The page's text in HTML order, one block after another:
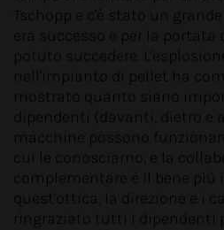
Tschopp e c'è stato un
era successo e per la portata
potuto succedere.
nell'impianto di pellet ha
mostrato quanto siano
dipendenti (davanti, dietro e
macchine possono
cui le conosciamo, e la
complementare è il bene più
quest'ottica, la direzione e i
ringraziato tutti i dipendenti